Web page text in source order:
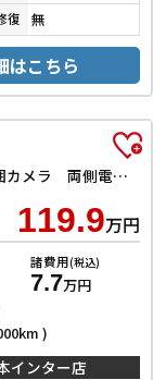
復 無
はこちら
Xリミテッドメイクアップ SAIII ETC 全周囲カメラ 両側電動スライドドア TV クリアランスソナー 衝突被害軽減システム オートマチックハイビーム オートライト スマートキー アイドリングストップ 電動格納ミラー ベンチシート
119.9万円
諸費用(税込)
7.7万円
)
インター店